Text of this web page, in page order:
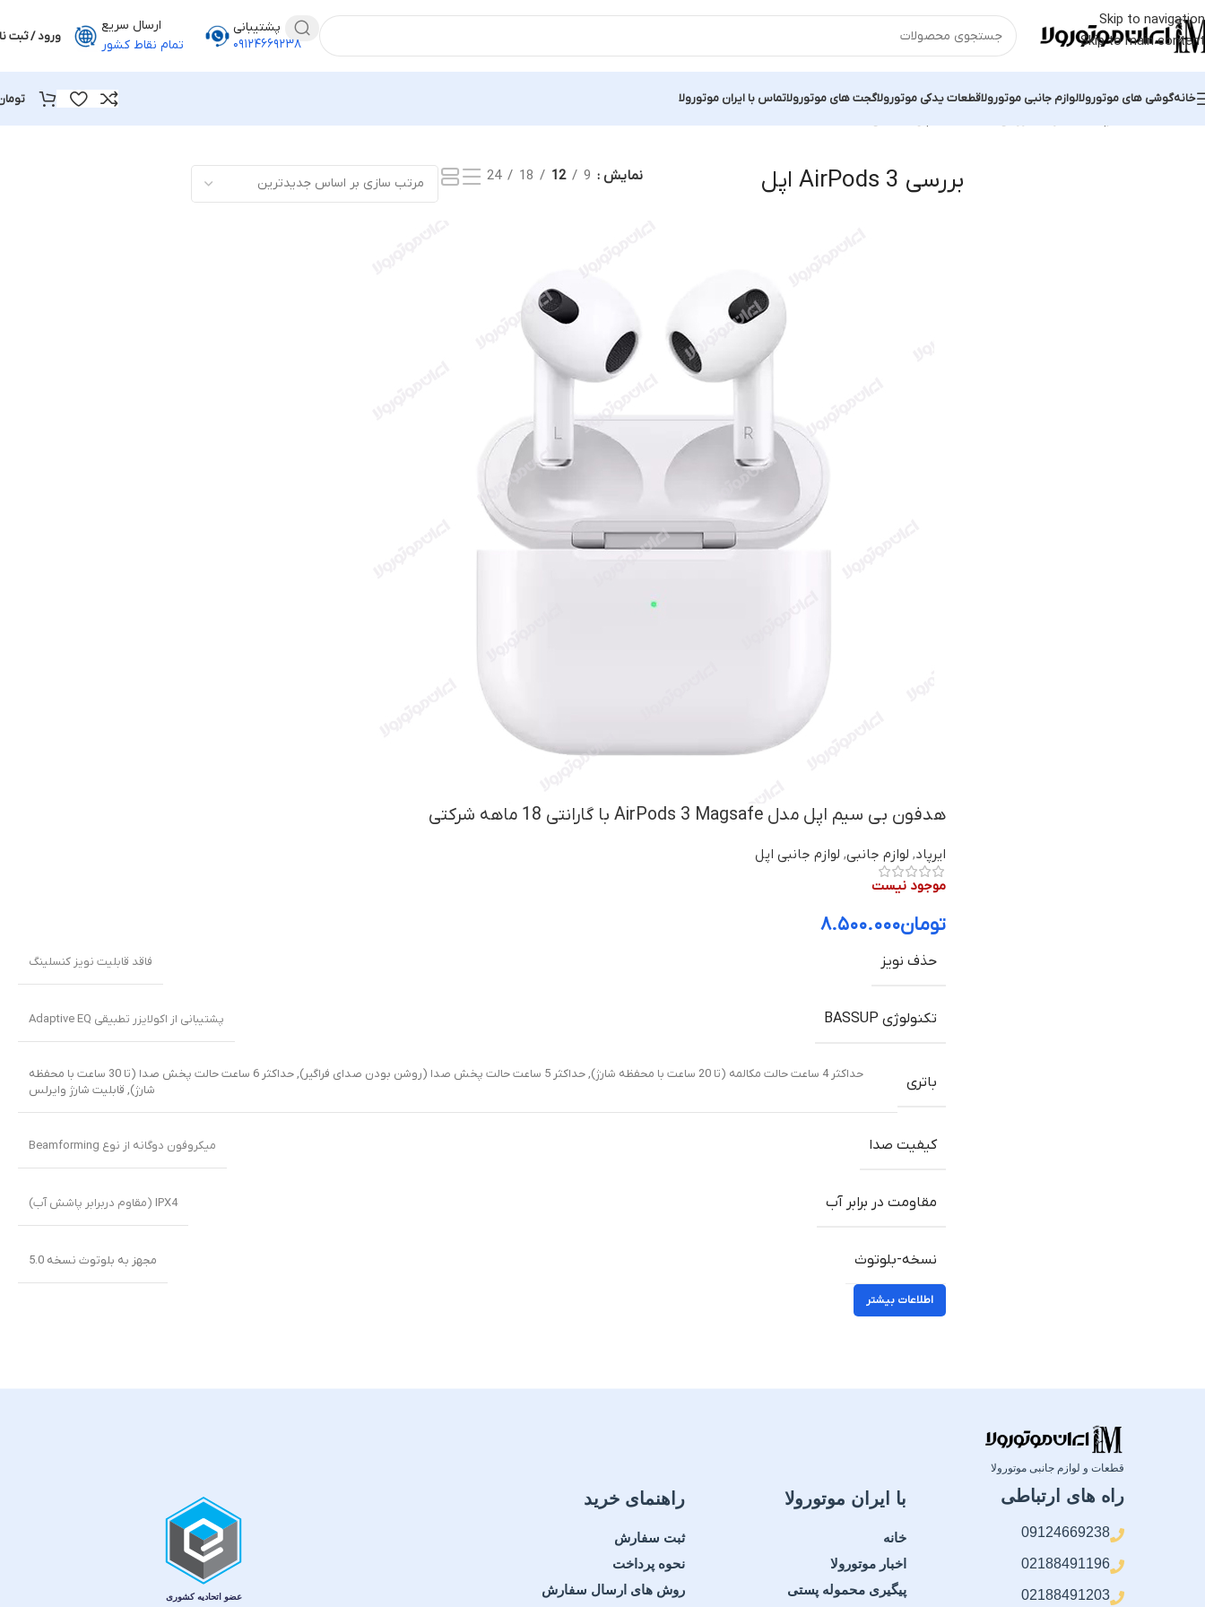
Skip to navigation
Skip to main content
پشتیبانی
۰۹۱۲۴۶۶۹۲۳۸
ارسال سریع
تمام نقاط کشور
ورود / ثبت
خانهگوشی های موتورولالوازم جانبی موتورولاقطعات یدکی موتورولاگجت های موتورولاتماس با ایران موتورولا
بررسی AirPods 3 اپل نمایش 9
12
18
24
هدفون بی سیم اپل مدل AirPods 3 Magsafe با گارانتی 18 ماهه شرکتی
ایرپاد, لوازم جانبی, لوازم جانبی اپل
موجود نیست
تومان۸.۵۰۰.۰۰۰
حذف نویز فاقد قابلیت نویز کنسلینگ
تکنولوژی BASSUP پشتیبانی از اکولایزر تطبیقی Adaptive EQ
باتری حداکثر 4 ساعت حالت مکالمه (تا 20 ساعت با محفظه شارژ) ,حداکثر 5 ساعت حالت پخش صدا (روشن بودن صدای فراگیر) ,
حداکثر 6 ساعت حالت پخش صدا (تا 30 ساعت با محفظه
شارژ), قابلیت شارژ وایرلس
کیفیت صدا میکروفون‌ دوگانه از نوع Beamforming
مقاومت در برابر آب IPX4 (مقاوم دربرابر پاشش آب)
نسخه-بلوتوث مجهز به بلوتوث نسخه 5.0
اطلاعات بیشتر
قطعات و لوازم جانبی موتورولا
راه های ارتباطی
09124669238
02188491196
02188491203
با ایران موتورولا
خانه
اخبار موتورولا
پیگیری محموله پستی
راهنمای خرید
ثبت سفارش
نحوه پرداخت
روش های ارسال سفارش